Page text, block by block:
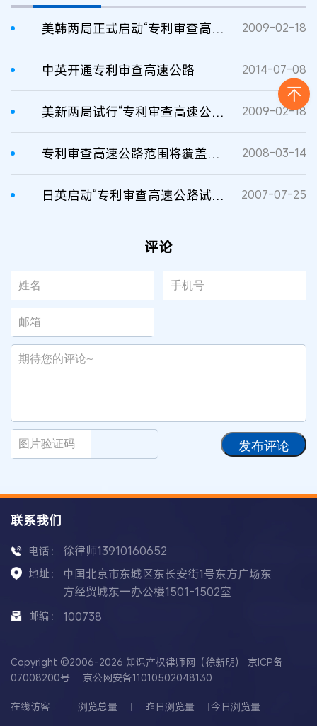
美韩两局正式启动“专利审查高速公路” 2009-02-18
中英开通专利审查高速公路 2014-07-08
美新两局试行“专利审查高速公路” 2009-02-18
专利审查高速公路范围将覆盖国际申请 2008-03-14
日英启动“专利审查高速公路试行项目” 2007-07-25
评论
发布评论
联系我们
电话： 徐律师13910160652
地址：
中国北京市东城区东长安街1号东方广场东
方经贸城东一办公楼1501-1502室
邮编： 100738
Copyright ©2006-2026 知识产权律师网（徐新明） 京ICP备
07008200号
京公网安备11010502048130
在线访客 浏览总量 昨日浏览量 今日浏览量